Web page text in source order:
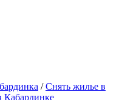
/Снять жилье в
Кабардинке